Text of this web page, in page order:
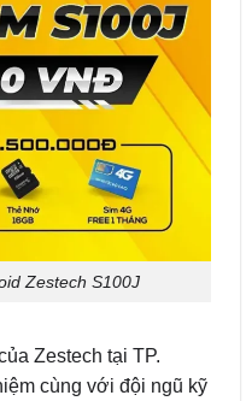
Zestech S100J
Zestech tại TP.
cùng với đội ngũ kỹ